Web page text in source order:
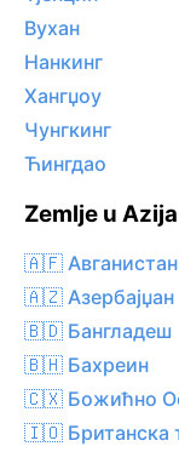
Вухан
Нанкинг
Хангџоу
Чунгкинг
Ћингдао
Zemlje u Azija
🇦🇫 Авганистан
🇦🇿 Азербајџан
🇧🇩 Бангладеш
🇧🇭 Бахреин
🇨🇽 Божићно
🇮🇴 Британска